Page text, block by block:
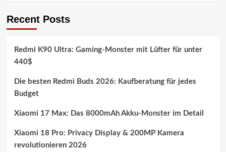
Recent Posts
Redmi K90 Ultra: Gaming-Monster mit Lüfter für unter
440$
Die besten Redmi Buds 2026: Kaufberatung für jedes
Budget
Xiaomi 17 Max: Das 8000mAh Akku-Monster im Detail
Xiaomi 18 Pro: Privacy Display & 200MP Kamera
revolutionieren 2026